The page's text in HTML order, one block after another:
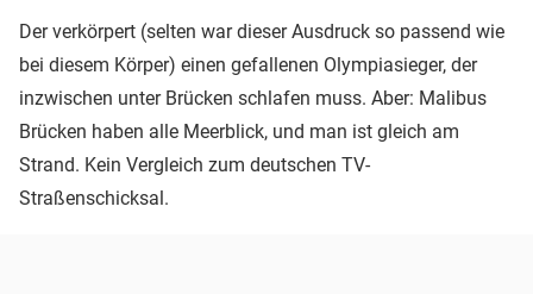
Der verkörpert (selten war dieser Ausdruck so passend wie
bei diesem Körper) einen gefallenen Olympiasieger, der
inzwischen unter Brücken schlafen muss. Aber: Malibus
Brücken haben alle Meerblick, und man ist gleich am
Strand. Kein Vergleich zum deutschen TV-
Straßenschicksal.